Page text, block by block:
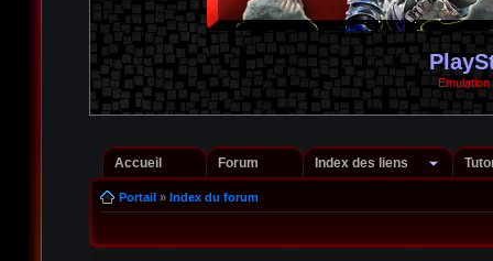
Accueil Forum Index des liens
Portail» Index du forum